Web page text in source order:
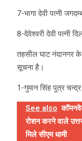
7-भागा देवी पत्नी
8-देवेश्वरी देवी पत्नी
तहसील घाट नंदानगर के
सूचना है।
1-गुमान सिंह पुत्र
See also
रोशन करने वाले
मिले सीएम धामी